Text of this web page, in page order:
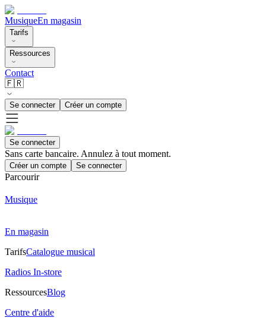
MusiqueEn magasin
Tarifs
Ressources
Contact
🇫🇷
Se connecter Créer un compte
Se connecter
Sans carte bancaire. Annulez à tout moment.
Créer un compte Se connecter
Parcourir
Musique
En magasin
TarifsCatalogue musical
Radios In-store
RessourcesBlog
Centre d'aide